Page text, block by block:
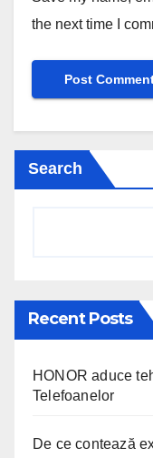
the next time I
Search
Recent Posts
HONOR aduce
Telefoanelor
De ce contează